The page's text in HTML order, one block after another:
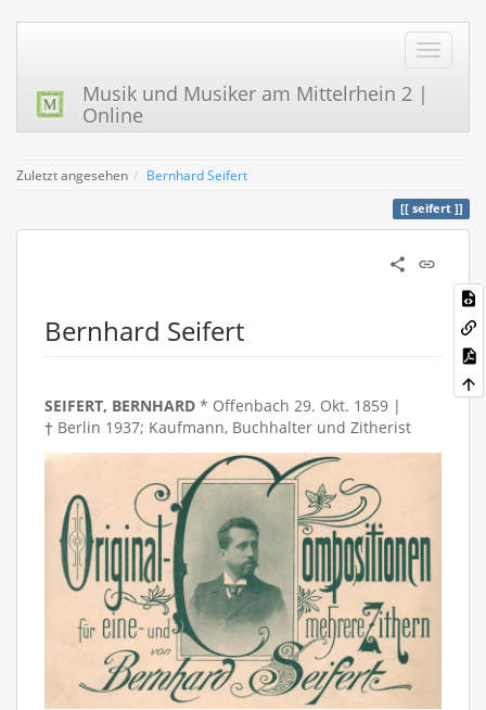
Musik und Musiker am Mittelrhein 2 |
Online
Zuletzt angesehen Bernhard Seifert
seifert
Bernhard Seifert
SEIFERT, BERNHARD * Offenbach 29. Okt. 1859 |
† Berlin 1937; Kaufmann, Buchhalter und Zitherist